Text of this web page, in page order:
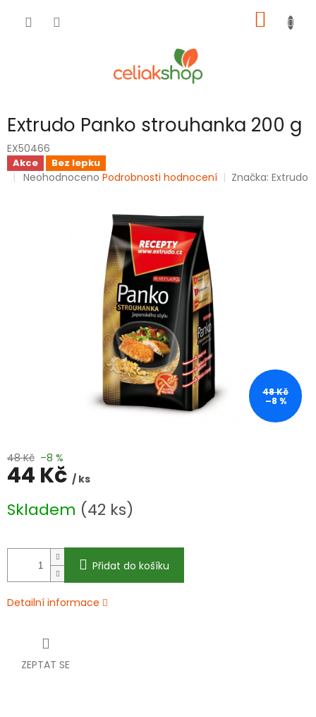
KOŠÍK
Extrudo Panko strouhanka 200 g
EX50466
Akce Bez lepku
Průměrné
Neohodnoceno Podrobnosti hodnocení Značka: Extrudo
48 Kč
–8 %
48 Kč –8 %
44 Kč / ks
cena:
Skladem (42 ks)
Přidat do košíku
Detailní informace
ZEPTAT SE